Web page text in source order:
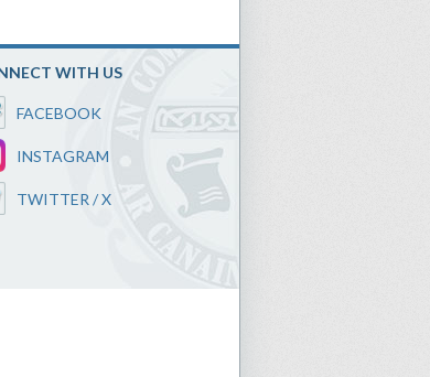
WITH US
FACEBOOK
INSTAGRAM
TWITTER / X